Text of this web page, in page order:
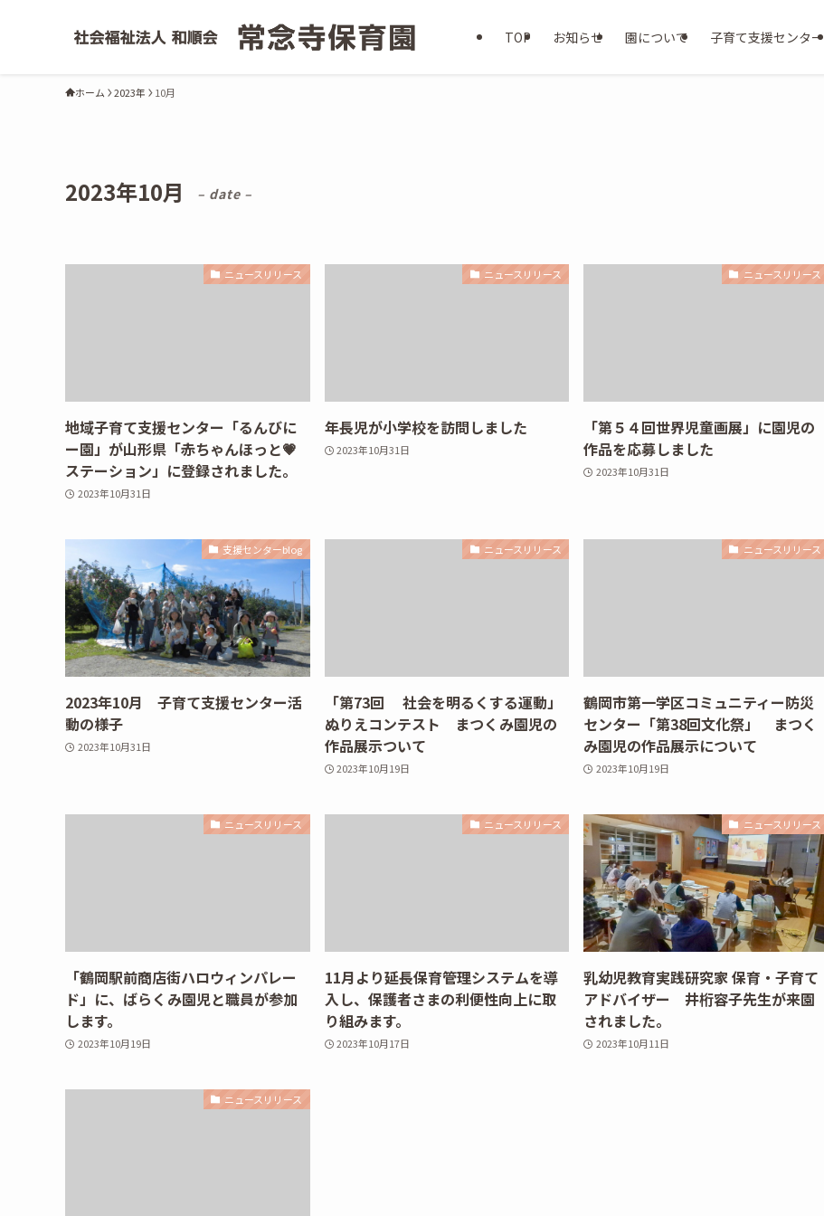
TOP お知らせ 園について 子育て支援センター
ホーム 2023年 10月
2023年10月 – date –
ニュースリリース
地域子育て支援センター「るんびに
ー園」が山形県「赤ちゃんほっと💗
ステーション」に登録されました。
2023年10月31日
ニュースリリース
年長児が小学校を訪問しました
2023年10月31日
ニュースリリース
「第５４回世界児童画展」に園児の
作品を応募しました
2023年10月31日
支援センターblog
2023年10月 子育て支援センター活
動の様子
2023年10月31日
ニュースリリース
「第73回 社会を明るくする運動」
ぬりえコンテスト まつくみ園児の
作品展示ついて
2023年10月19日
ニュースリリース
鶴岡市第一学区コミュニティー防災
センター「第38回文化祭」 まつく
み園児の作品展示について
2023年10月19日
ニュースリリース
「鶴岡駅前商店街ハロウィンパレー
ド」に、ばらくみ園児と職員が参加
します。
2023年10月19日
ニュースリリース
11月より延長保育管理システムを導
入し、保護者さまの利便性向上に取
り組みます。
2023年10月17日
ニュースリリース
乳幼児教育実践研究家 保育・子育て
アドバイザー 井桁容子先生が来園
されました。
2023年10月11日
ニュースリリース